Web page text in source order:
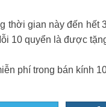
thời gian này đến hết
10 quyển là được
phí trong bán kính